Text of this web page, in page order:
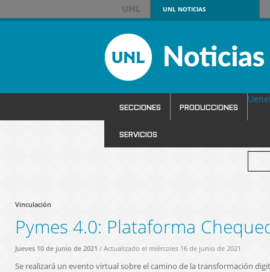
UNLNOTICIAS
SECCIONES PRODUCCIONES
SERVICIOS
Vinculación
Pymes 4.0: Plataforma
Jueves 10 de junio de 2021 / Actualizado el miércoles 16 de junio de 2021
Se realizará un evento virtual sobre el camino de la transformación